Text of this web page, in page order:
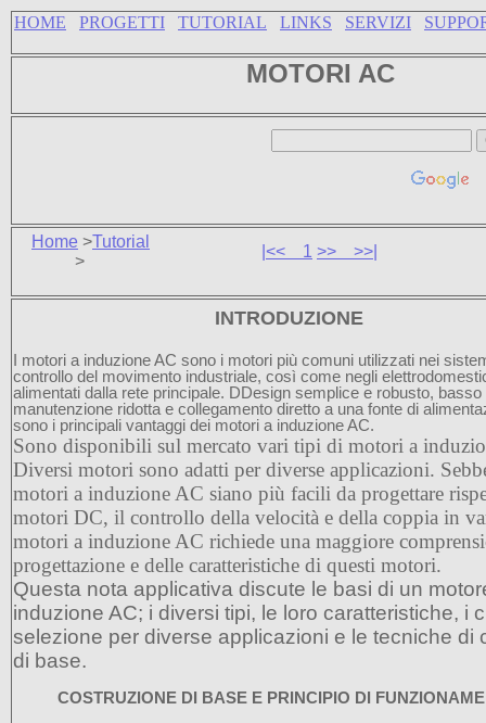
HOME PROGETTI TUTORIAL LINKS SERVIZI
MOTORI AC
Home >Tutorial
>
|<< 1 >> >>|
INTRODUZIONE
I motori a induzione AC sono i motori più comuni utilizzati nei
controllo del movimento industriale, così come negli
alimentati dalla rete principale. DDesign semplice e robusto, basso
manutenzione ridotta e collegamento diretto a una fonte di
sono i principali vantaggi dei motori a induzione AC.
Sono disponibili sul mercato vari tipi di motori a
Diversi motori sono adatti per diverse applicazioni.
motori a induzione AC siano più facili da progettare
motori DC, il controllo della velocità e della coppia in
motori a induzione AC richiede una maggiore
progettazione e delle caratteristiche di questi motori.
Questa nota applicativa discute le basi di un
induzione AC; i diversi tipi, le loro caratteristiche, i
selezione per diverse applicazioni e le tecniche di
di base.
COSTRUZIONE DI BASE E PRINCIPIO DI